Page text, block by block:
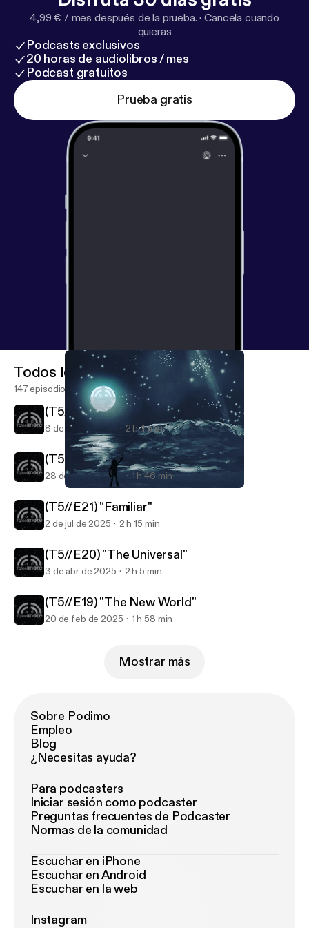
terrícola… Pau Donés. Hoy flotaremos con… Dueño
De Mi Silencio, Quiero Ser Poeta, Te Miro Y
Tiemblo... Lista de temashttps://tofeelmore.com/to
feelmore-podcast-musical-flotante-t4-e1-presenta
cion/¡Un abrazo desde la tierra!
4,99 € / mes después de la prueba. ·Cancela cuando
quieras
Podcasts exclusivos
20 horas de audiolibros / mes
Podcast gratuitos
Prueba gratis
Tofeelmore
Todos los episodios
147 episodios
(T5//E23) "Átame al mástil"
8 de abr de 2026 2 h 4 min
(T5//E22) "Nono Chalmers Lem"
28 de oct de 2025 1 h 46 min
(T5//E21) "Familiar"
2 de jul de 2025 2 h 15 min
(T5//E20) "The Universal"
3 de abr de 2025 2 h 5 min
(T5//E19) "The New World"
20 de feb de 2025 1 h 58 min
Mostrar más
Sobre Podimo
Empleo
Blog
¿Necesitas ayuda?
Para podcasters
Iniciar sesión como podcaster
Preguntas frecuentes de Podcaster
Normas de la comunidad
Escuchar en iPhone
Escuchar en Android
Escuchar en la web
Instagram